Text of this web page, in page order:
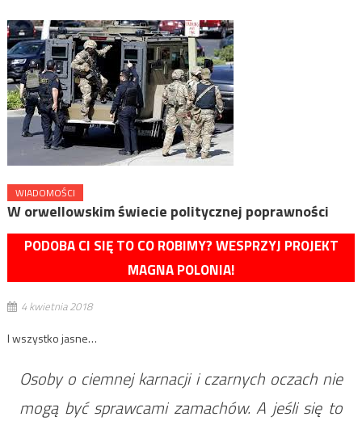
WIADOMOŚCI
W orwellowskim świecie politycznej poprawności
PODOBA CI SIĘ TO CO ROBIMY? WESPRZYJ PROJEKT
MAGNA POLONIA!
4 kwietnia 2018
I wszystko jasne…
Osoby o ciemnej karnacji i czarnych oczach nie
mogą być sprawcami zamachów. A jeśli się to